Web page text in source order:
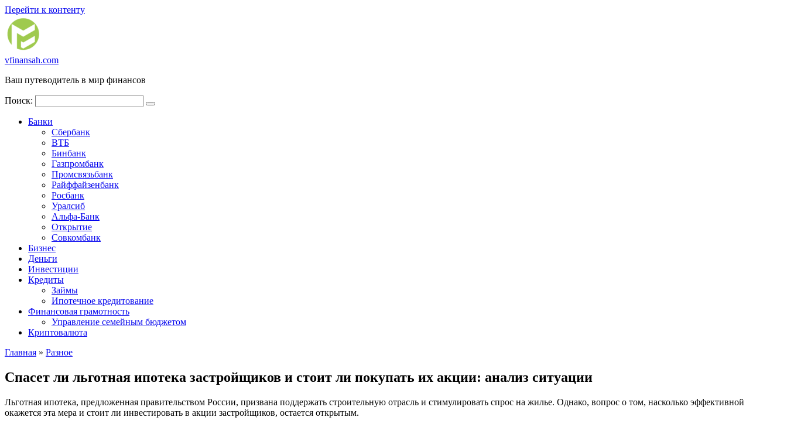
Перейти к контенту
vfinansah.com
Ваш путеводитель в мир финансов
Поиск:
Банки
Сбербанк
ВТБ
Бинбанк
Газпромбанк
Промсвязьбанк
Райффайзенбанк
Росбанк
Уралсиб
Альфа-Банк
Открытие
Совкомбанк
Бизнес
Деньги
Инвестиции
Кредиты
Займы
Ипотечное кредитование
Финансовая грамотность
Управление семейным бюджетом
Криптовалюта
Главная » Разное
Спасет ли льготная ипотека застройщиков и стоит ли покупать их акции: анализ ситуации
Льготная ипотека, предложенная правительством России, призвана поддержать строительную отрасль и стимулировать спрос на жилье. Однако, вопрос о том, насколько эффективной
окажется эта мера и стоит ли инвестировать в акции застройщиков, остается открытым.